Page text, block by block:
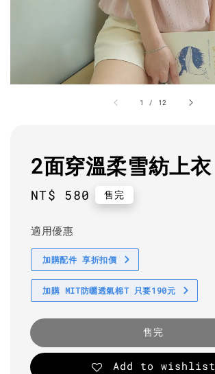
1 / 12
2面穿溫柔雪紡上衣
Regular
NT$ 580 售完
適用優惠
加購配件 享折扣價
加購 MIT防曬透氣棉T 只要190元
售完
Add to wishlist